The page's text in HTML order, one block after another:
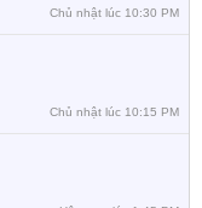
Chủ nhật lúc 10:30 PM
Chủ nhật lúc 10:15 PM